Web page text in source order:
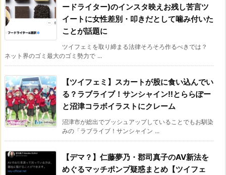
ードライター)のインスタ映えお残し苦言ツ
イートに女性差別・叩きだとして噛み付いた
ことが話題に
ツイフェミを取り締まる法律そろそろ作るべきでは？
ネット界のゴミ最大のゴミ勢力で ...
【ツイフェミ】スカートが股に食い込んでい
る？ラブライブ！サンシャイン!!とららぽー
と沼津コラボイラストにクレーム
沼津市が総出でプッシュアップしていることでもお馴染
みの「ラブライブ！サンシャイン ...
【デマ？】仁藤夢乃・郡司真子のAV新法を
めぐるマッチポンプ疑惑まとめ【ツイフェ